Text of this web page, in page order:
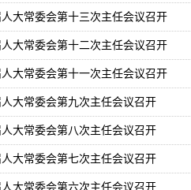
大常委会第十三次主任会议召开
大常委会第十二次主任会议召开
大常委会第十一次主任会议召开
大常委会第九次主任会议召开
大常委会第八次主任会议召开
大常委会第七次主任会议召开
大常委会第六次主任会议召开